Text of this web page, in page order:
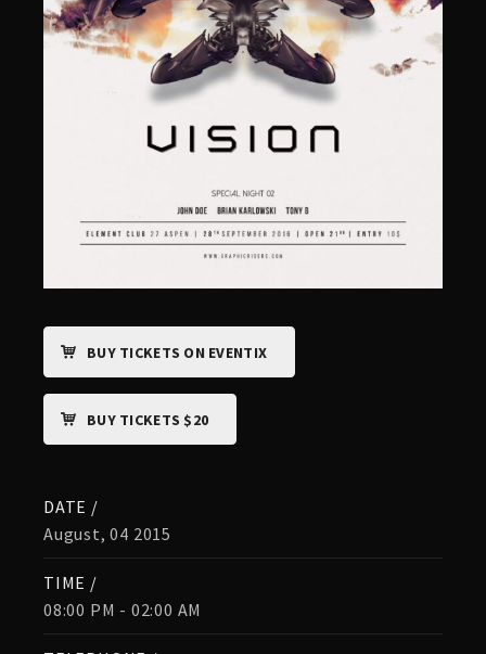
BUY TICKETS ON EVENTIX
BUY TICKETS $20
DATE /
August, 04 2015
TIME /
08:00 PM - 02:00 AM